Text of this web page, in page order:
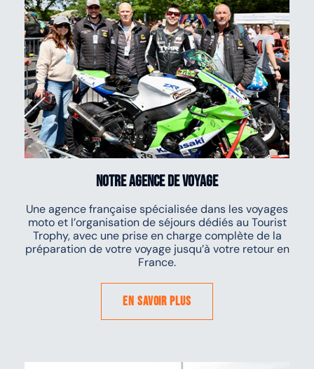
Notre agence de voyage
Une agence française spécialisée dans les voyages
moto et l’organisation de séjours dédiés au Tourist
Trophy, avec une prise en charge complète de la
préparation de votre voyage jusqu’à votre retour en
France.
En savoir plus